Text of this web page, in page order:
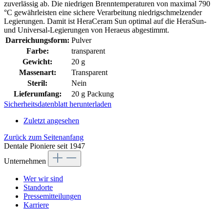
zuverlässig ab. Die niedrigen Brenntemperaturen von maximal 790
°C gewährleisten eine sichere Verarbeitung niedrigschmelzender
Legierungen. Damit ist HeraCeram Sun optimal auf die HeraSun-
und Universal-Legierungen von Heraeus abgestimmt.
Darreichungsform: Pulver
Farbe:
transparent
Gewicht:
20 g
Massenart:
Transparent
Steril:
Nein
Lieferumfang:
20 g Packung
Sicherheitsdatenblatt herunterladen
Zuletzt angesehen
Zurück zum Seitenanfang
Dentale Pioniere seit 1947
Unternehmen
Wer wir sind
Standorte
Pressemitteilungen
Karriere